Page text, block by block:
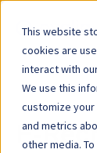
This website
cookies are
interact with
We use this
customize
and metrics
other media.
KOSTENLOSE
E-